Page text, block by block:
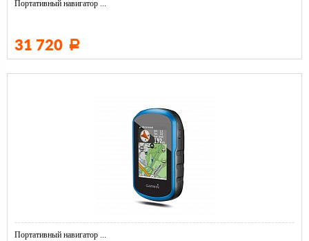
Портативный навигатор ...
31 720 Р
Портативный навигатор ...